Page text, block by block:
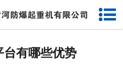
网站首页
台有哪些优势